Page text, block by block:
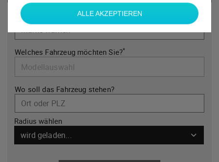
Welche Marke möchten Sie?*
Welches Fahrzeug möchten Sie?*
Wo soll das Fahrzeug stehen?
Ort oder PLZ
Radius wählen
wird geladen...
ALLE AKZEPTIEREN